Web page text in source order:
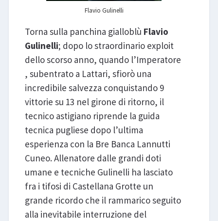
Flavio Gulinelli
Torna sulla panchina gialloblù Flavio
Gulinelli; dopo lo straordinario exploit
dello scorso anno, quando l’Imperatore
, subentrato a Lattari, sfiorò una
incredibile salvezza conquistando 9
vittorie su 13 nel girone di ritorno, il
tecnico astigiano riprende la guida
tecnica pugliese dopo l’ultima
esperienza con la Bre Banca Lannutti
Cuneo. Allenatore dalle grandi doti
umane e tecniche Gulinelli ha lasciato
fra i tifosi di Castellana Grotte un
grande ricordo che il rammarico seguito
alla inevitabile interruzione del